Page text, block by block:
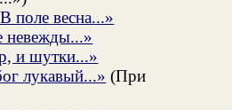
поле весна...»
невежды...»
и шутки...»
лукавый...» (При